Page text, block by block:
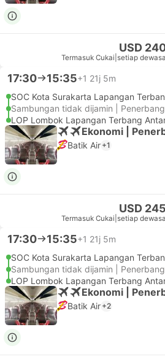
USD
Termasuk Cukai setiap dewasa
17:30 15:35+1 21j 5m
SOC Kota Surakarta Lapangan
LOP Lombok Lapangan Terbang
Ekonomi |
Batik Air +1
USD 245
Termasuk Cukai setiap dewasa
17:30 15:35+1 21j 5m
SOC Kota Surakarta Lapangan
LOP Lombok Lapangan Terbang
Ekonomi |
Batik Air +2